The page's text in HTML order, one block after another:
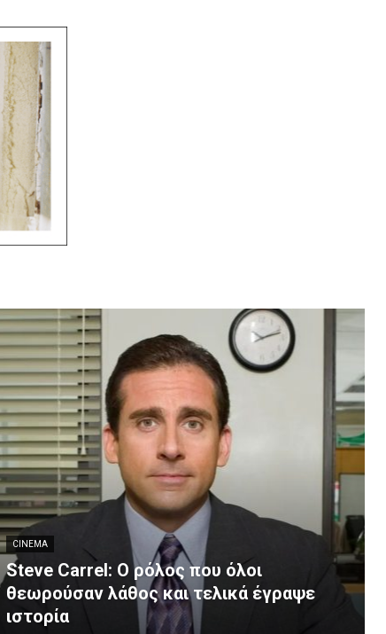
CINEMA
Steve Carrel: Ο ρόλος που όλοι
θεωρούσαν λάθος και τελικά έγραψε
ιστορία